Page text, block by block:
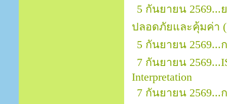
5 กันยายน
ปลอดภัยและคุ้มค่า
5 กันยายน 2569...
7 กันยายน
Interpretation
7 กันยายน